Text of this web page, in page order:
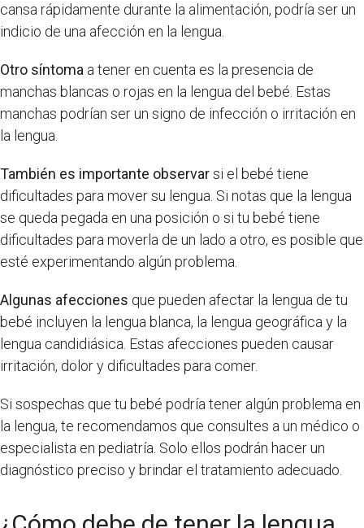
cansa rápidamente durante la alimentación, podría ser un
indicio de una afección en la lengua.
Otro síntoma a tener en cuenta es la presencia de
manchas blancas o rojas en la lengua del bebé. Estas
manchas podrían ser un signo de infección o irritación en
la lengua.
También es importante observarsi el bebé tiene
dificultades para mover su lengua. Si notas que la lengua
se queda pegada en una posición o si tu bebé tiene
dificultades para moverla de un lado a otro, es posible que
esté experimentando algún problema.
Algunas afecciones que pueden afectar la lengua de tu
bebé incluyen la lengua blanca, la lengua geográfica y la
lengua candidiásica. Estas afecciones pueden causar
irritación, dolor y dificultades para comer.
Si sospechas que tu bebé podría tener algún problema en
la lengua, te recomendamos que consultes a un médico o
especialista en pediatría. Solo ellos podrán hacer un
diagnóstico preciso y brindar el tratamiento adecuado.